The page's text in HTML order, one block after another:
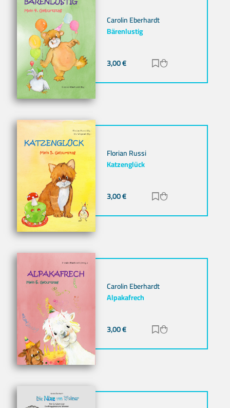
Carolin Eberhardt
Bärenlustig
3,00€ Zur Merkliste
Florian Russi
Katzenglück
3,00€ Zur Merkliste
Carolin Eberhardt
Alpakafrech
3,00€ Zur Merkliste